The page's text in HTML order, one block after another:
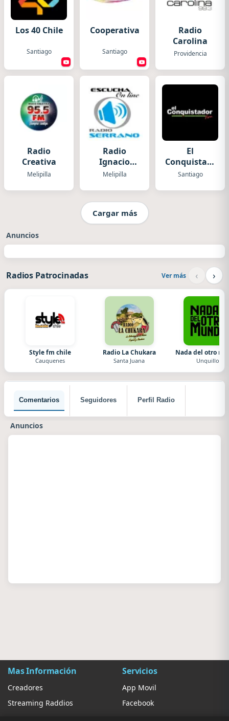
Los 40 Chile
Santiago
Cooperativa
Santiago
Radio
Carolina
Providencia
Radio
Creativa
Melipilla
Radio
Ignacio
Serrano
Melipilla
El
Conquistador
Santiago
Santiago
Cargar más
Anuncios
Radios Patrocinadas Ver más ‹ ›
Style fm chile
Cauquenes
Radio La Chukara
Santa Juana
Nada del otro
Unquillo
Comentarios Seguidores Perfil Radio
Anuncios
Mas Información
Creadores
Streaming Raddios
Servicios
App Movil
Facebook